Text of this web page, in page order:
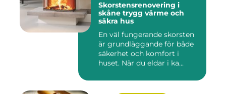
Skorstensrenovering i
skåne trygg värme och
säkra hus
En väl fungerande skorsten
är grundläggande för både
säkerhet och komfort i
huset. När du eldar i ka...